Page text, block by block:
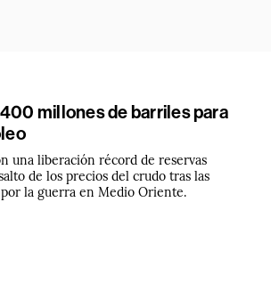
millones de barriles para
una liberación récord de reservas
de los precios del crudo tras las
la guerra en Medio Oriente.